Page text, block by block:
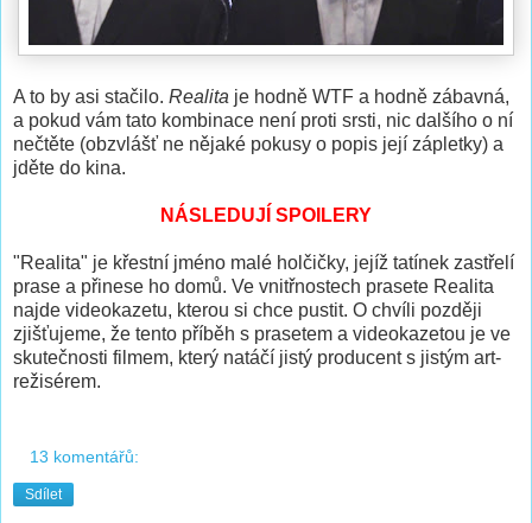
A to by asi stačilo. Realita je hodně WTF a hodně zábavná,
a pokud vám tato kombinace není proti srsti, nic dalšího o ní
nečtěte (obzvlášť ne nějaké pokusy o popis její zápletky) a
jděte do kina.
NÁSLEDUJÍ SPOILERY
"Realita" je křestní jméno malé holčičky, jejíž tatínek zastřelí
prase a přinese ho domů. Ve vnitřnostech prasete Realita
najde videokazetu, kterou si chce pustit. O chvíli později
zjišťujeme, že tento příběh s prasetem a videokazetou je ve
skutečnosti filmem, který natáčí jistý producent s jistým art-
režisérem.
13 komentářů:
Sdílet